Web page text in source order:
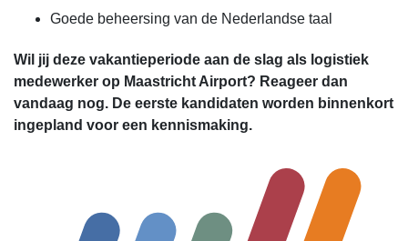
Goede beheersing van de Nederlandse taal
Wil jij deze vakantieperiode aan de slag als logistiek
medewerker op Maastricht Airport? Reageer dan
vandaag nog. De eerste kandidaten worden binnenkort
ingepland voor een kennismaking.